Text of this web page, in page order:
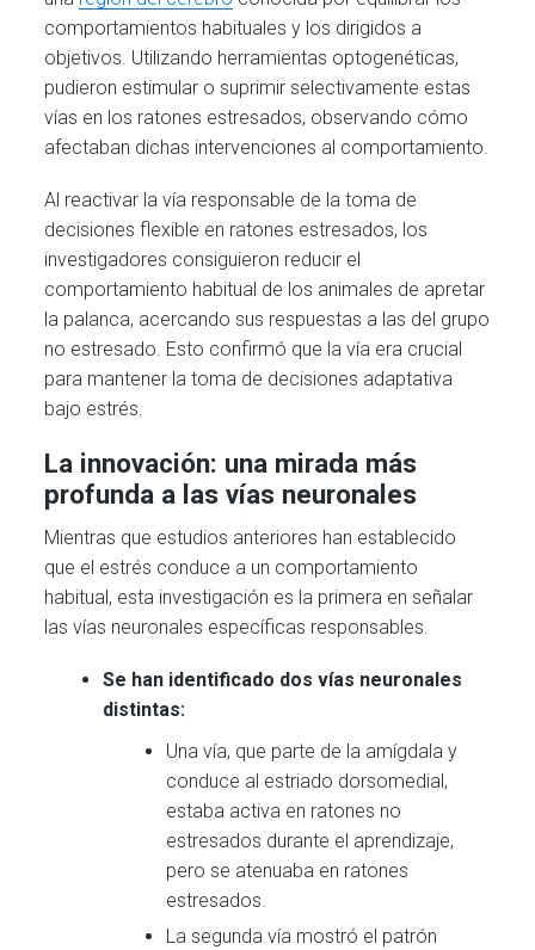
comportamientos habituales y los dirigidos a
objetivos. Utilizando herramientas optogenéticas,
pudieron estimular o suprimir selectivamente estas
vías en los ratones estresados, observando cómo
afectaban dichas intervenciones al comportamiento.
Al reactivar la vía responsable de la toma de
decisiones flexible en ratones estresados, los
investigadores consiguieron reducir el
comportamiento habitual de los animales de apretar
la palanca, acercando sus respuestas a las del grupo
no estresado. Esto confirmó que la vía era crucial
para mantener la toma de decisiones adaptativa
bajo estrés.
La innovación: una mirada más
profunda a las vías neuronales
Mientras que estudios anteriores han establecido
que el estrés conduce a un comportamiento
habitual, esta investigación es la primera en señalar
las vías neuronales específicas responsables.
Se han identificado dos vías neuronales
distintas:
Una vía, que parte de la amígdala y
conduce al estriado dorsomedial,
estaba activa en ratones no
estresados durante el aprendizaje,
pero se atenuaba en ratones
estresados.
La segunda vía mostró el patrón